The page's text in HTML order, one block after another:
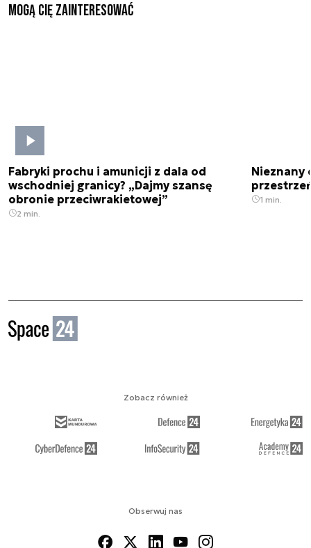
Mogą Cię zainteresować
Fabryki prochu i amunicji z dala od
wschodniej granicy? „Dajmy szansę
obronie przeciwrakietowej”
2 min.
Nieznany
1 min.
Obserwuj nas
Zobacz również